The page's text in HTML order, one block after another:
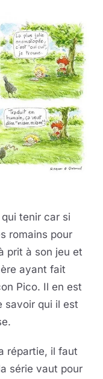
tenir car si
romains pour
prit à son jeu et
ayant fait
Pico. Il en est
savoir qui il est
répartie, il faut
série vaut pour